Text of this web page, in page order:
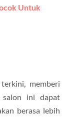
Untuk
memberi
salon ini dapat
berasa lebih